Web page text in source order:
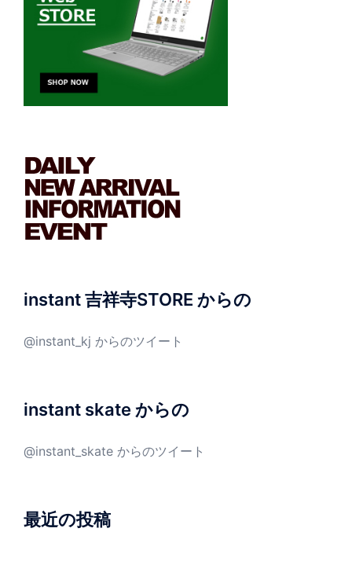
instant 吉祥寺STORE からの
@instant_kj からのツイート
instant skate からの
@instant_skate からのツイート
最近の投稿